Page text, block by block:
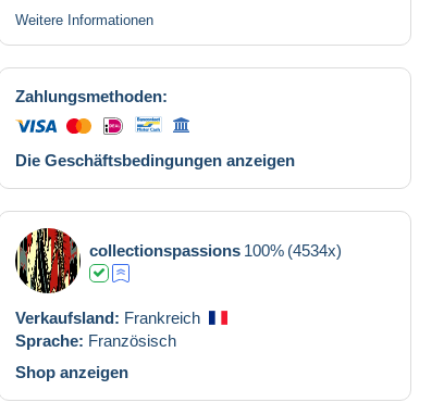
Weitere Informationen
Zahlungsmethoden:
Die Geschäftsbedingungen anzeigen
collectionspassions 100% (4534x)
Verkaufsland: Frankreich
Sprache: Französisch
Shop anzeigen